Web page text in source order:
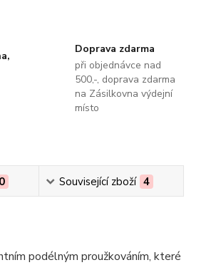
Doprava zdarma
při objednávce nad
500,-, doprava zdarma
na Zásilkovna výdejní
místo
0 Související zboží 4
podélným proužkováním, které